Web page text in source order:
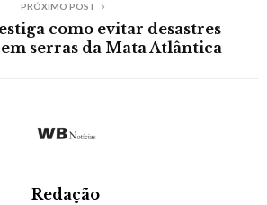
PRÓXIMO POST
como evitar desastres
serras da Mata Atlântica
Redação